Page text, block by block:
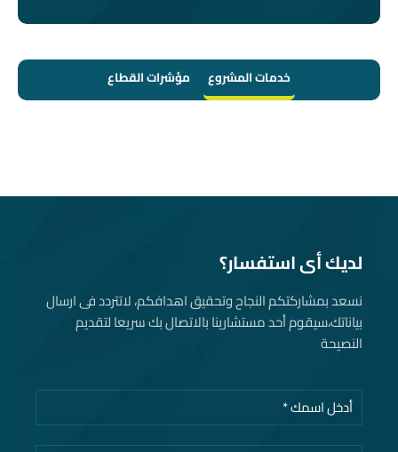
خدمات المشروع مؤشرات القطاع
لديك أى استفسار؟
نسعد بمشاركتكم النجاح وتحقيق اهدافكم، لاتتردد فى ارسال
بياناتك، سيقوم أحد مستشارينا بالاتصال بك سريعا لتقديم
النصيحة